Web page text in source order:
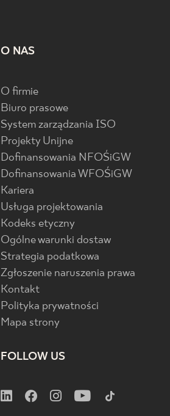
O NAS
O firmie
Biuro prasowe
System zarządzania ISO
Projekty Unijne
Dofinansowania NFOŚiGW
Dofinansowania WFOŚiGW
Kariera
Usługa projektowania
Kodeks etyczny
Ogólne warunki dostaw
Strategia podatkowa
Zgłoszenie naruszenia prawa
Kontakt
Polityka prywatności
Mapa strony
FOLLOW US